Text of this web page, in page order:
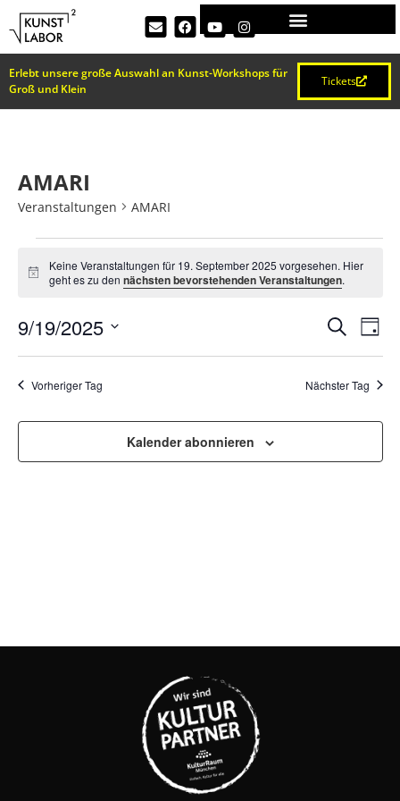
Erlebt unsere große Auswahl an Kunst-Workshops für
Groß und Klein
Tickets
AMARI
Veranstaltungen AMARI
Hinweis
Keine Veranstaltungen für 19. September 2025 vorgesehen. Hier
geht es zu dennächsten bevorstehenden Veranstaltungen.
UND
SucheTag
9/19/2025
wählen.
Vorheriger Tag Nächster Tag
Kalender abonnieren